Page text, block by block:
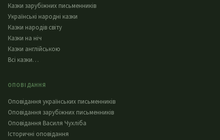
Казки зарубіжних письменників
Українські народні казки
Казки народів світу
Казки на ніч
Казки англійською
Всі казки…
ОПОВІДАННЯ
Оповідання українських письменників
Оповідання зарубіжних письменників
Оповідання Василя Чухліба
Історичні оповідання